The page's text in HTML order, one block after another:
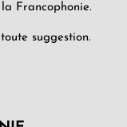
Francophonie.
suggestion.